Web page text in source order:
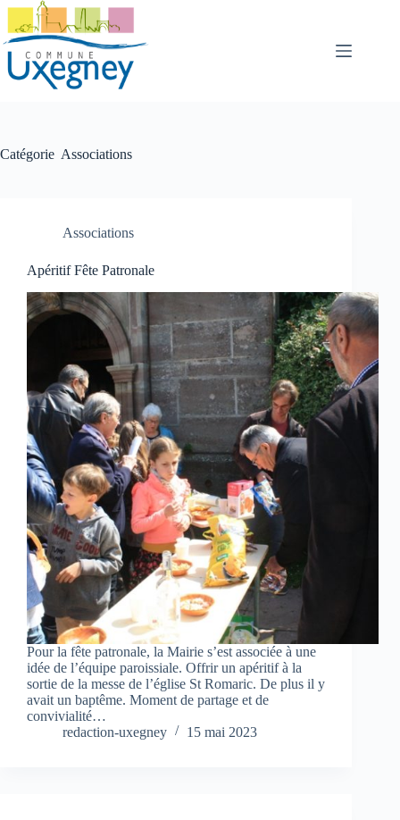
Passer
contenu
Catégorie Associations
Associations
Apéritif Fête Patronale
Pour la fête patronale, la Mairie s’est associée à une
idée de l’équipe paroissiale. Offrir un apéritif à la
sortie de la messe de l’église St Romaric. De plus il y
avait un baptême. Moment de partage et de
convivialité…
redaction-uxegney
15 mai 2023